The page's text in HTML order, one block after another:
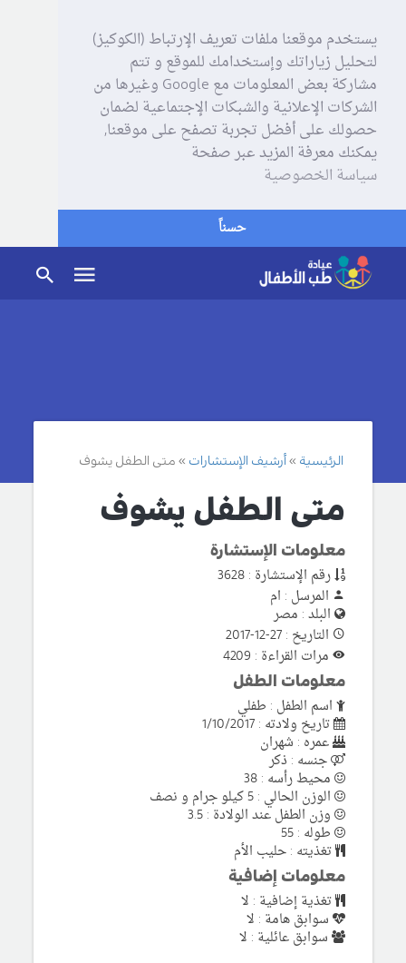
يستخدم موقعنا ملفات تعريف الإرتباط (الكوكيز)
لتحليل زياراتك وإستخدامك للموقع و تتم
مشاركة بعض المعلومات مع Google وغيرها من
الشركات الإعلانية والشبكات الإجتماعية لضمان
حصولك على أفضل تجربة تصفح على موقعنا,
يمكنك معرفة المزيد عبر صفحة
سياسة الخصوصية
حسناً
الرئيسية أرشيف الإستشارات متى الطفل يشوف
متى الطفل يشوف
معلومات الإستشارة
رقم الإستشارة : 3628
المرسل : ام
البلد : مصر
التاريخ : 27-12-2017
مرات القراءة : 4209
معلومات الطفل
اسم الطفل : طفلي
تاريخ ولادته : 1/10/2017
عمره : شهران
جنسه : ذكر
محيط رأسه : 38
الوزن الحالي : 5 كيلو جرام و نصف
وزن الطفل عند الولادة : 3.5
طوله : 55
تغذيته : حليب الأم
معلومات إضافية
تغذية إضافية : لا
سوابق هامة : لا
سوابق عائلية : لا